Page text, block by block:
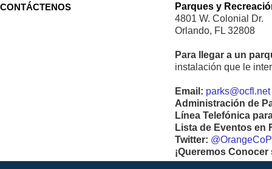
CONTÁCTENOS
Parques y
4801 W. Colonial Dr.
Orlando, FL 32808
Para llegar a un
instalación que le
Email: parks@ocfl.net
Administración de
Línea Telefónica
Lista de Eventos en
Twitter:
¡Queremos